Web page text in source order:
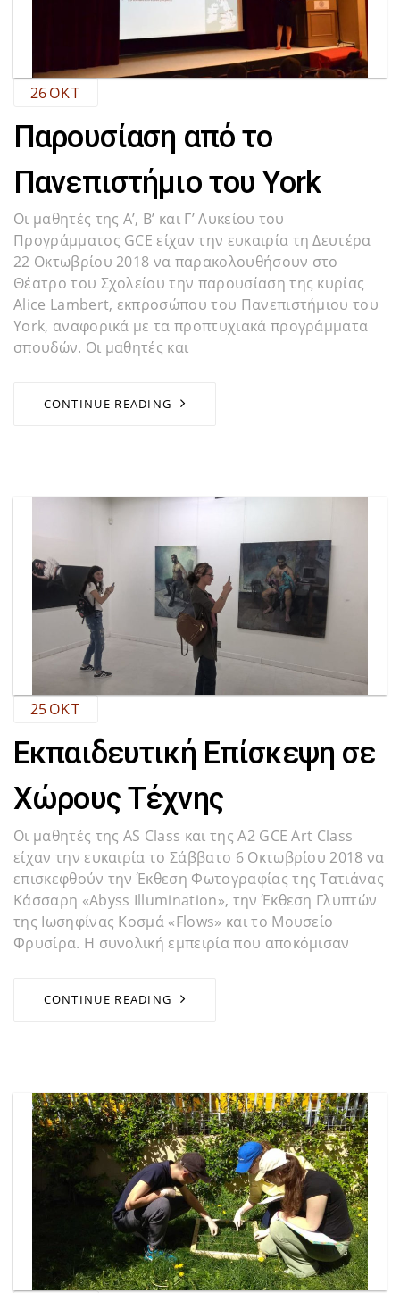
26ΟΚΤ
Παρουσίαση από το
Πανεπιστήμιο του York
Οι μαθητές της Α’, Β’ και Γ’ Λυκείου του
Προγράμματος GCE είχαν την ευκαιρία τη Δευτέρα
22 Οκτωβρίου 2018 να παρακολουθήσουν στο
Θέατρο του Σχολείου την παρουσίαση της κυρίας
Alice Lambert, εκπροσώπου του Πανεπιστήμιου του
York, αναφορικά με τα προπτυχιακά προγράμματα
σπουδών. Οι μαθητές και
CONTINUE READING
25ΟΚΤ
Εκπαιδευτική Επίσκεψη σε
Χώρους Τέχνης
Οι μαθητές της AS Class και της Α2 GCE Art Class
είχαν την ευκαιρία το Σάββατο 6 Οκτωβρίου 2018 να
επισκεφθούν την Έκθεση Φωτογραφίας της Τατιάνας
Κάσσαρη «Abyss Illumination», την Έκθεση Γλυπτών
της Ιωσηφίνας Κοσμά «Flows» και το Μουσείο
Φρυσίρα. Η συνολική εμπειρία που αποκόμισαν
CONTINUE READING